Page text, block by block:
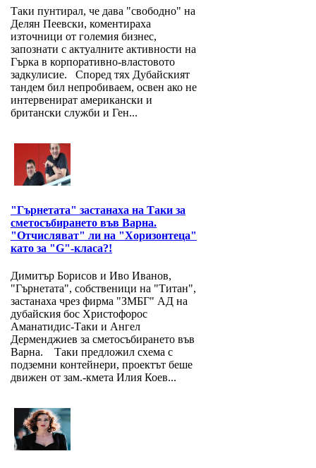
Таки пунтирал, че дава "свободно" на
Делян Пеевски, коментираха
източници от големия бизнес,
запознати с актуалните активности на
Гърка в корпоративно-властовото
задкулисие. Според тях Дубайският
тандем бил непробиваем, освен ако не
интервенират американски и
британски служби и Ген...
"Гърнетата" застанаха на Таки за
сметосъбирането във Варна.
"Отчисляват" ли на "Хоризонтеца"
като за "G"-класа?!
Димитър Борисов и Иво Иванов,
"Гърнетата", собственици на "Титан",
застанаха чрез фирма "ЗМБГ" АД на
дубайския бос Христофорос
Аманатидис-Таки и Ангел
Дерменджиев за сметосъбирането във
Варна. Таки предложил схема с
подземни контейнери, проектът беше
движен от зам.-кмета Илия Коев...